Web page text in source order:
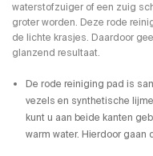
waterstofzuiger of een zuig
groter worden. Deze rode
de lichte krasjes. Daardoor
glanzend resultaat.
De rode reiniging pad is
vezels en synthetische
kunt u aan beide kanten
warm water. Hierdoor gaan